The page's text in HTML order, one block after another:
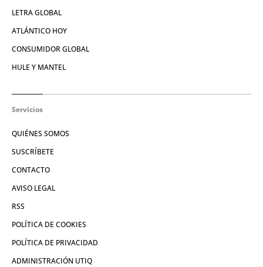
LETRA GLOBAL
ATLÁNTICO HOY
CONSUMIDOR GLOBAL
HULE Y MANTEL
Servicios
QUIÉNES SOMOS
SUSCRÍBETE
CONTACTO
AVISO LEGAL
RSS
POLÍTICA DE COOKIES
POLÍTICA DE PRIVACIDAD
ADMINISTRACIÓN UTIQ